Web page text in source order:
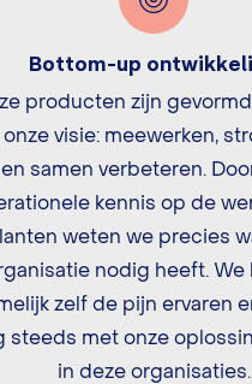
Bottom-up
producten zijn
onze visie: meewerken,
en samen verbeteren.
kennis op de
weten we precies
nodig heeft. We
zelf de pijn ervaren
steeds met onze
in deze organisaties.